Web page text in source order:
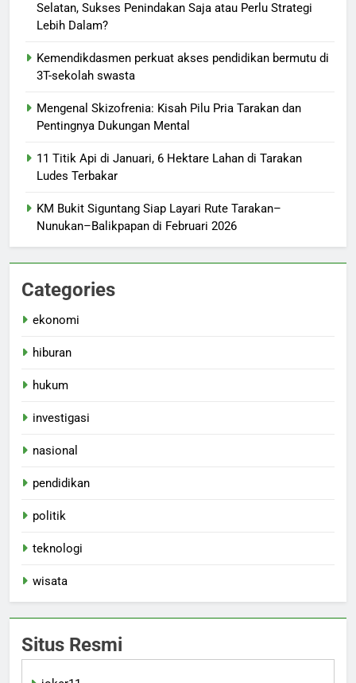
Selatan, Sukses Penindakan Saja atau Perlu Strategi
Lebih Dalam?
Kemendikdasmen perkuat akses pendidikan bermutu di
3T-sekolah swasta
Mengenal Skizofrenia: Kisah Pilu Pria Tarakan dan
Pentingnya Dukungan Mental
11 Titik Api di Januari, 6 Hektare Lahan di Tarakan
Ludes Terbakar
KM Bukit Siguntang Siap Layari Rute Tarakan–
Nunukan–Balikpapan di Februari 2026
Categories
ekonomi
hiburan
hukum
investigasi
nasional
pendidikan
politik
teknologi
wisata
Situs Resmi